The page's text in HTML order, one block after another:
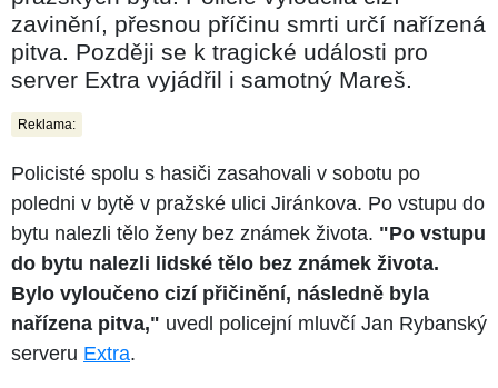
zavinění, přesnou příčinu smrti určí nařízená
pitva. Později se k tragické události pro
server Extra vyjádřil i samotný Mareš.
Reklama:
Policisté spolu s hasiči zasahovali v sobotu po
poledni v bytě v pražské ulici Jiránkova. Po vstupu do
bytu nalezli tělo ženy bez známek života. "Po vstupu
do bytu nalezli lidské tělo bez známek života.
Bylo vyloučeno cizí přičinění, následně byla
nařízena pitva," uvedl policejní mluvčí Jan Rybanský
serveru Extra.